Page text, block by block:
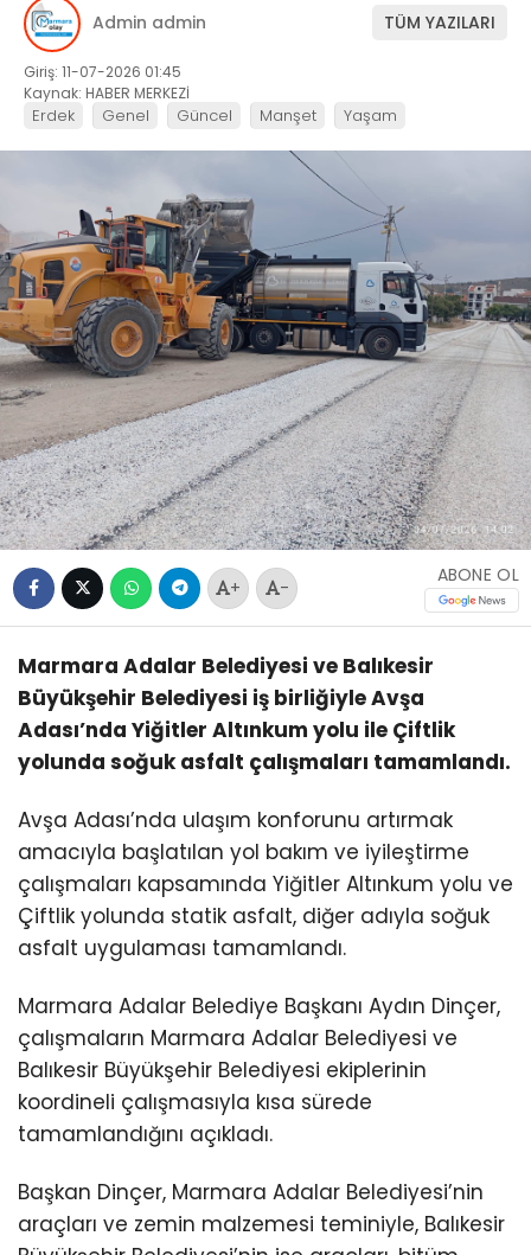
Admin admin TÜM YAZILARI
Giriş: 11-07-2026 01:45
Kaynak: HABER MERKEZİ
Erdek Genel Güncel Manşet Yaşam
+ -
ABONE OL
Marmara Adalar Belediyesi ve Balıkesir
Büyükşehir Belediyesi iş birliğiyle Avşa
Adası’nda Yiğitler Altınkum yolu ile Çiftlik
yolunda soğuk asfalt çalışmaları tamamlandı.
Avşa Adası’nda ulaşım konforunu artırmak
amacıyla başlatılan yol bakım ve iyileştirme
çalışmaları kapsamında Yiğitler Altınkum yolu ve
Çiftlik yolunda statik asfalt, diğer adıyla soğuk
asfalt uygulaması tamamlandı.
Marmara Adalar Belediye Başkanı Aydın Dinçer,
çalışmaların Marmara Adalar Belediyesi ve
Balıkesir Büyükşehir Belediyesi ekiplerinin
koordineli çalışmasıyla kısa sürede
tamamlandığını açıkladı.
Başkan Dinçer, Marmara Adalar Belediyesi’nin
araçları ve zemin malzemesi teminiyle, Balıkesir